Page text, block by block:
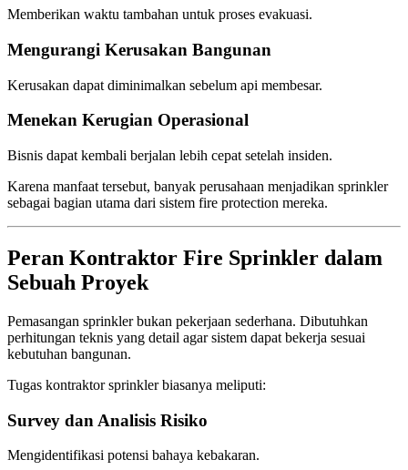
Memberikan waktu tambahan untuk proses evakuasi.
Mengurangi Kerusakan Bangunan
Kerusakan dapat diminimalkan sebelum api membesar.
Menekan Kerugian Operasional
Bisnis dapat kembali berjalan lebih cepat setelah insiden.
Karena manfaat tersebut, banyak perusahaan menjadikan sprinkler
sebagai bagian utama dari sistem fire protection mereka.
Peran Kontraktor Fire Sprinkler dalam
Sebuah Proyek
Pemasangan sprinkler bukan pekerjaan sederhana. Dibutuhkan
perhitungan teknis yang detail agar sistem dapat bekerja sesuai
kebutuhan bangunan.
Tugas kontraktor sprinkler biasanya meliputi:
Survey dan Analisis Risiko
Mengidentifikasi potensi bahaya kebakaran.